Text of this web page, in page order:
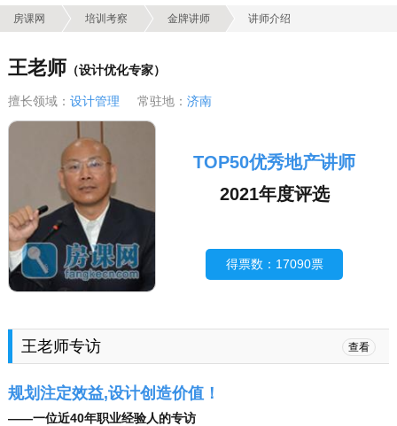
房课网 培训考察 金牌讲师 讲师介绍
王老师 （设计优化专家）
擅长领域： 设计管理 常驻地： 济南
TOP50优秀地产讲师
2021年度评选
得票数：17090票
王老师专访 查看
规划注定效益,设计创造价值！
——一位近40年职业经验人的专访